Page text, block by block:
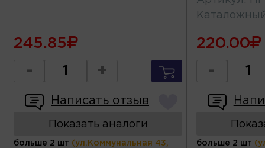
245.85
- +
Написать отзыв
Показать аналоги
больше 2 шт (ул.Коммунальная 43,
220.00
-
больше 2 шт